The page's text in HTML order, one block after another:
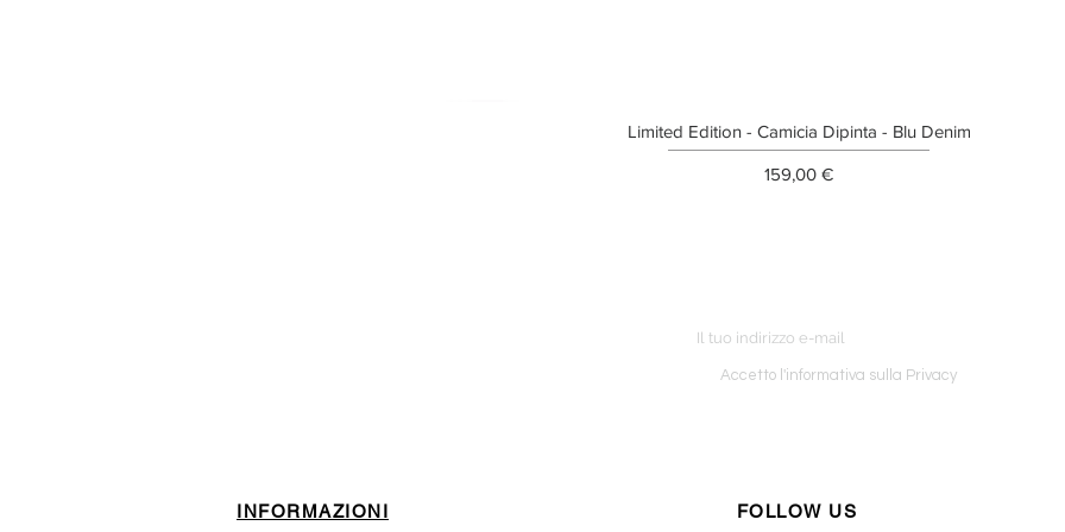
Limited Edition - Camicia Dipinta - Blu Denim
Prezzo
159,00 €
Accetto l'informativa sulla Privacy
INFORMAZIONI FOLLOW US